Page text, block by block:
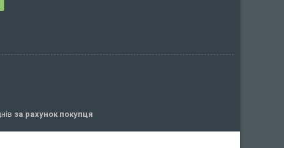
за рахунок покупця